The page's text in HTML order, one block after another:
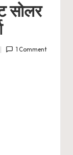
सोलर
1 Comment